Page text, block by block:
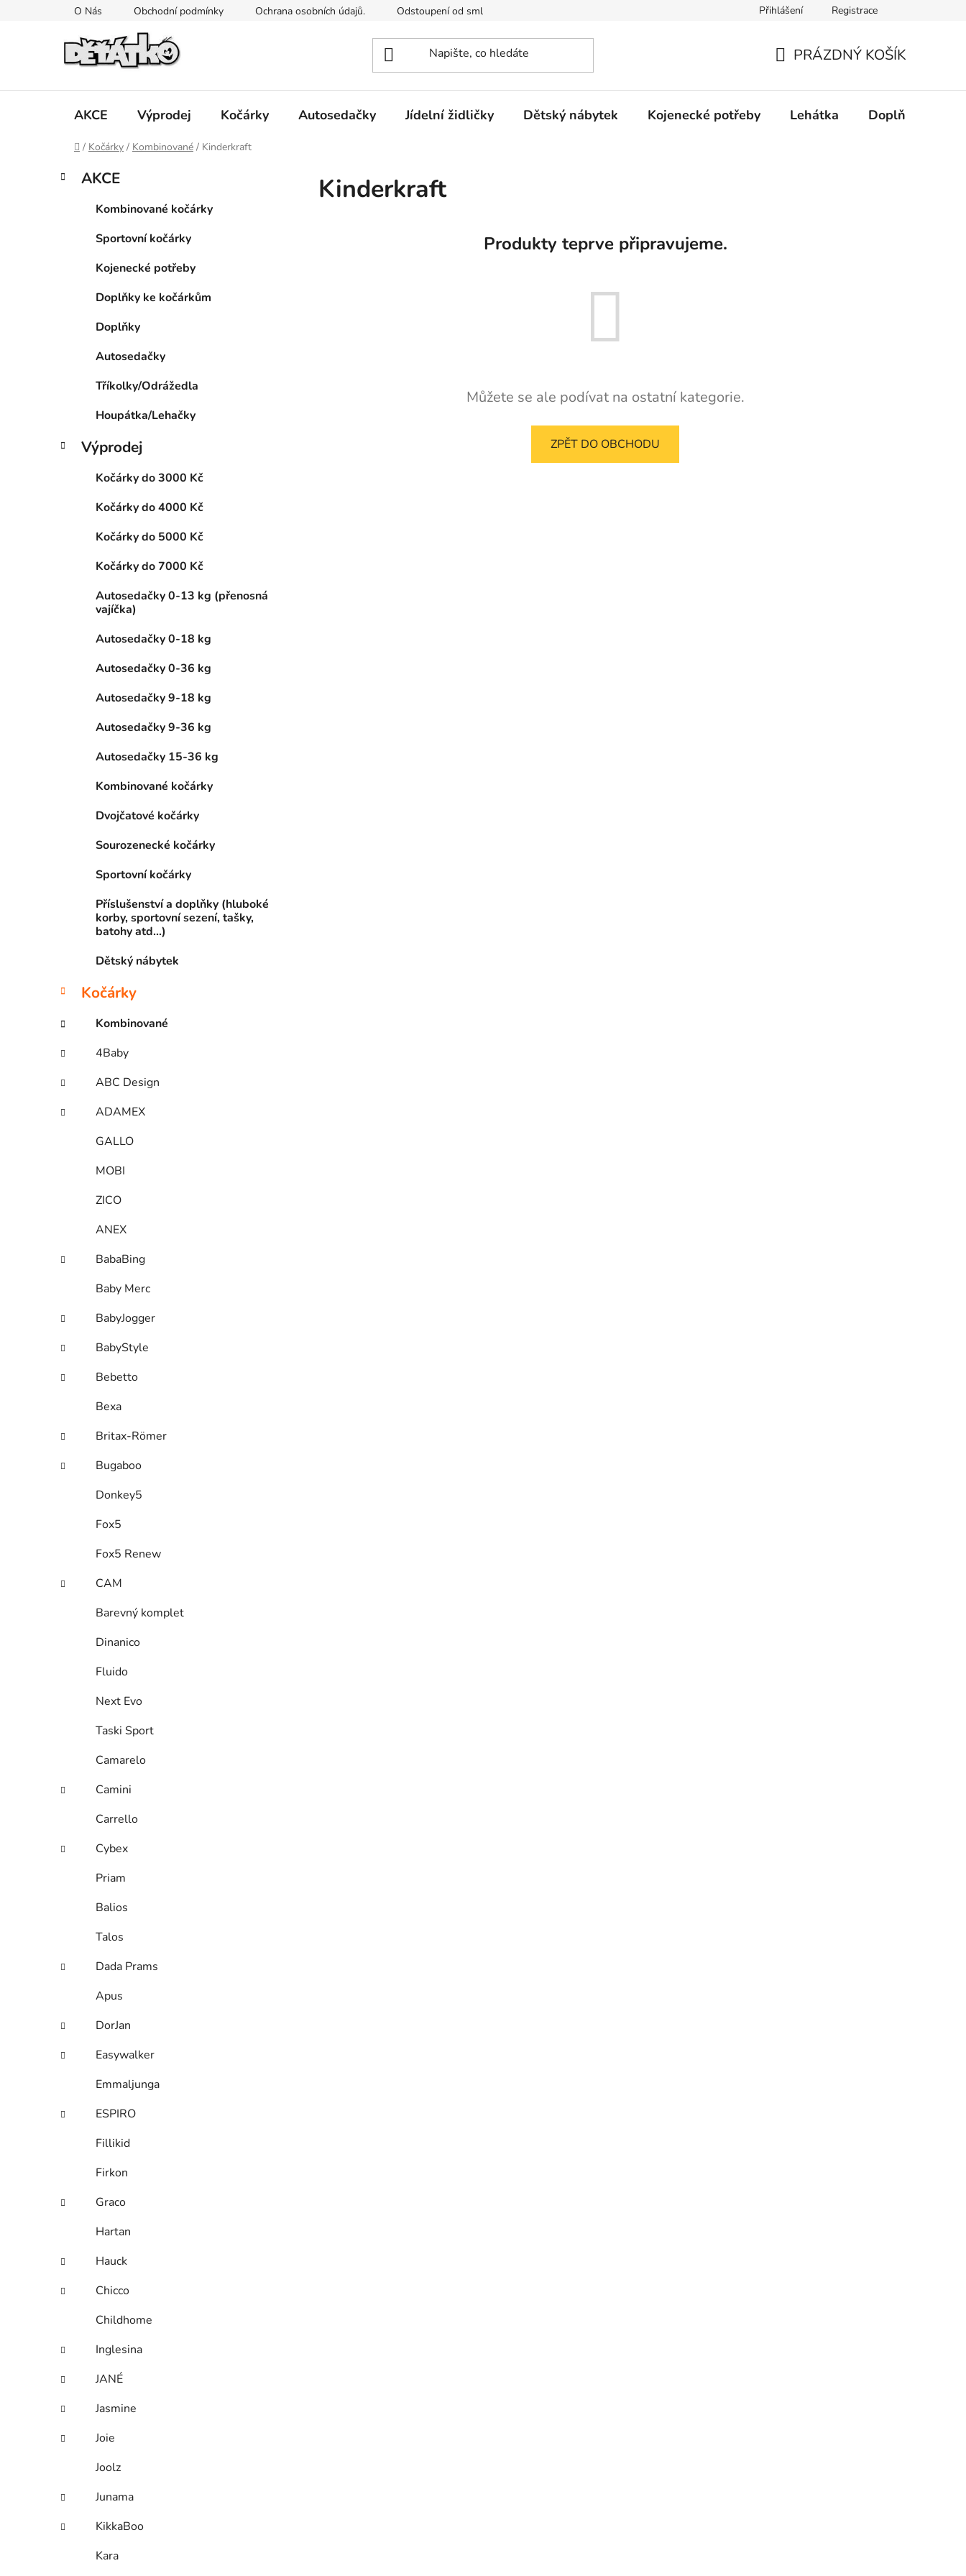
O Nás Obchodní podmínky Ochrana osobních údajů. Odstoupení od smlouvy Mimosoudní řešení spotřebitelských sporů. Prohlášení o použití cookies
Přihlášení Registrace
KOŠÍK
PRÁZDNÝ KOŠÍK
AKCE Výprodej Kočárky Autosedačky Jídelní židličky Dětský nábytek Kojenecké potřeby Lehátka Doplňky
Domů
/ Kočárky / Kombinované / Kinderkraft
PPřeskočit
kategorie
K
a
AKCE
Kombinované kočárky
Sportovní kočárky
Kojenecké potřeby
Doplňky ke kočárkům
Doplňky
Autosedačky
Tříkolky/Odrážedla
Houpátka/Lehačky
Výprodej
Kočárky do 3000 Kč
Kočárky do 4000 Kč
Kočárky do 5000 Kč
Kočárky do 7000 Kč
Autosedačky 0-13 kg (přenosná
vajíčka)
Autosedačky 0-18 kg
Autosedačky 0-36 kg
Autosedačky 9-18 kg
Autosedačky 9-36 kg
Autosedačky 15-36 kg
Kombinované kočárky
Dvojčatové kočárky
Sourozenecké kočárky
Sportovní kočárky
Příslušenství a doplňky (hluboké
korby, sportovní sezení, tašky,
batohy atd...)
Dětský nábytek
Kočárky
Kombinované
4Baby
ABC Design
ADAMEX
GALLO
MOBI
ZICO
ANEX
BabaBing
Baby Merc
BabyJogger
BabyStyle
Bebetto
Bexa
Britax-Römer
Bugaboo
Donkey5
Fox5
Fox5 Renew
CAM
Barevný komplet
Dinanico
Fluido
Next Evo
Taski Sport
Camarelo
Camini
Carrello
Cybex
Priam
Balios
Talos
Dada Prams
Apus
DorJan
Easywalker
Emmaljunga
ESPIRO
Fillikid
Firkon
Graco
Hartan
Hauck
Chicco
Childhome
Inglesina
JANÉ
Jasmine
Joie
Joolz
Junama
KikkaBoo
Kara
Kinderkraft
Produkty teprve připravujeme.
Můžete se ale podívat na ostatní kategorie.
ZPĚT DO OBCHODU